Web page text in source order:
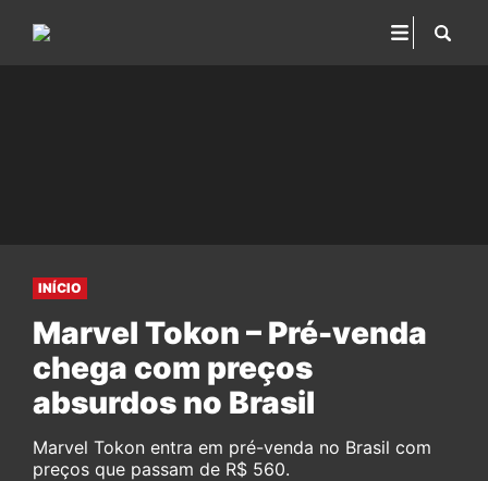
INÍCIO
Marvel Tokon – Pré-venda
chega com preços
absurdos no Brasil
Marvel Tokon entra em pré-venda no Brasil com
preços que passam de R$ 560.